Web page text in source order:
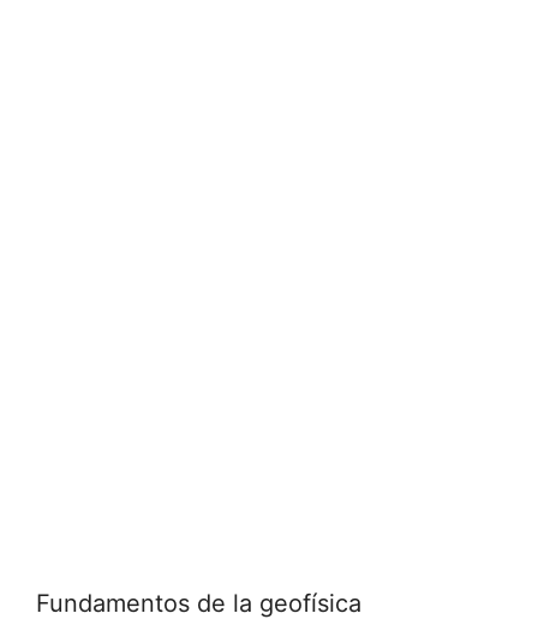
Fundamentos de la geofísica